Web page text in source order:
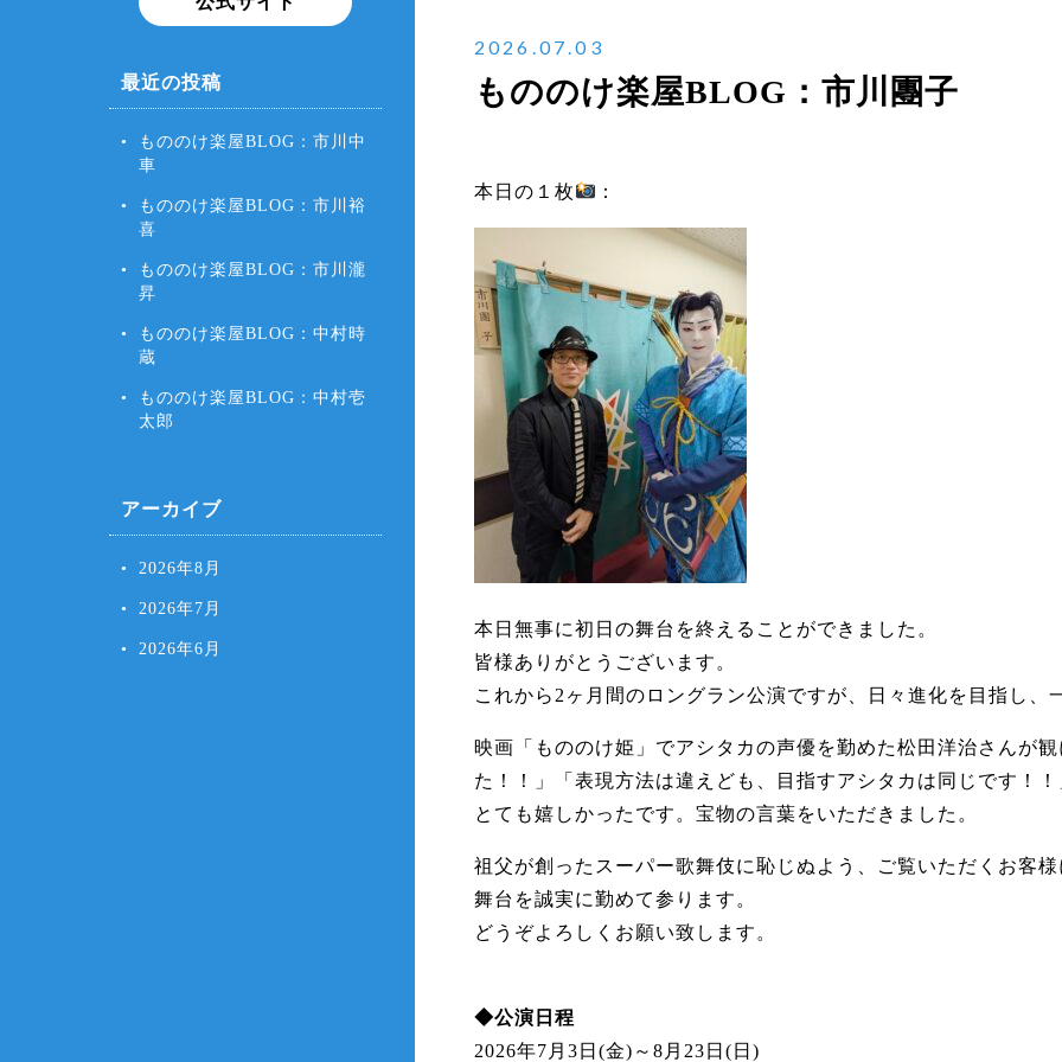
最近の投稿
もののけ楽屋BLOG：市川中
車
もののけ楽屋BLOG：市川裕
喜
もののけ楽屋BLOG：市川瀧
昇
もののけ楽屋BLOG：中村時
蔵
もののけ楽屋BLOG：中村壱
太郎
アーカイブ
2026年8月
2026年7月
2026年6月
2026.07.03
もののけ楽屋BLOG：市川團子
本日の１枚 ：
本日無事に初日の舞台を終えることができました。
皆様ありがとうございます。
これから2ヶ月間のロングラン公演ですが、日々進化を目指し、
映画「もののけ姫」 でアシタカの声優を勤めた松田洋治さんが
た！！」「表現方法は違えども、
目指すアシタカは同じです！
とても嬉しかったです。宝物の言葉をいただきました。
祖父が創ったスーパー歌舞伎に恥じぬよう、
ご覧いただくお客
舞台を誠実に勤めて参ります。
どうぞよろしくお願い致します。
◆公演日程
2026年7月3日(金)～8月23日(日)